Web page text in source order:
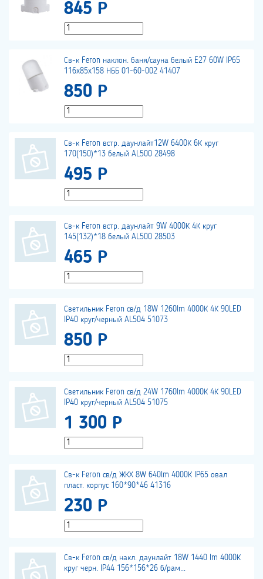
845 Р
Св-к Feron наклон. баня/сауна белый E27 60W IP65
116x85x158 НББ 01-60-002 41407
850 Р
Св-к Feron встр. даунлайт12W 6400К 6К круг
170(150)*13 белый AL500 28498
495 Р
Св-к Feron встр. даунлайт 9W 4000К 4К круг
145(132)*18 белый AL500 28503
465 Р
Светильник Feron св/д 18W 1260lm 4000К 4К 90LED
IP40 круг/черный AL504 51073
850 Р
Светильник Feron св/д 24W 1760lm 4000К 4К 90LED
IP40 круг/черный AL504 51075
1 300 Р
Св-к Feron св/д ЖКХ 8W 640lm 4000К IP65 овал
пласт. корпус 160*90*46 41316
230 Р
Св-к Feron св/д накл. даунлайт 18W 1440 lm 4000К
круг черн. IP44 156*156*26 б/рам...